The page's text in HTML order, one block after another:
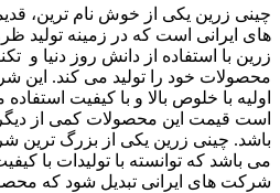
چینی زرین یکی از خوش نام ترین،
های ایرانی است که در زمینه تولید
زرین با استفاده از دانش روز دنیا و
محصولات خود را تولید می کند. این
اولیه با خلوص بالا و با کیفیت
است قیمت این محصولات کمی از
باشد. چینی زرین یکی از بزرگ ترین
می باشد که توانسته با تولیدات با
شرکت های ایرانی تبدیل شود که